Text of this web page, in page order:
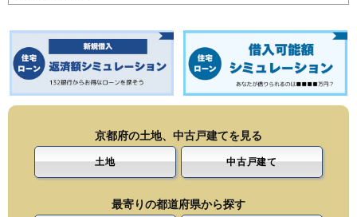
京都府の土地、中古戸建てを見る
土地 中古戸建て
最寄りの都道府県から探す